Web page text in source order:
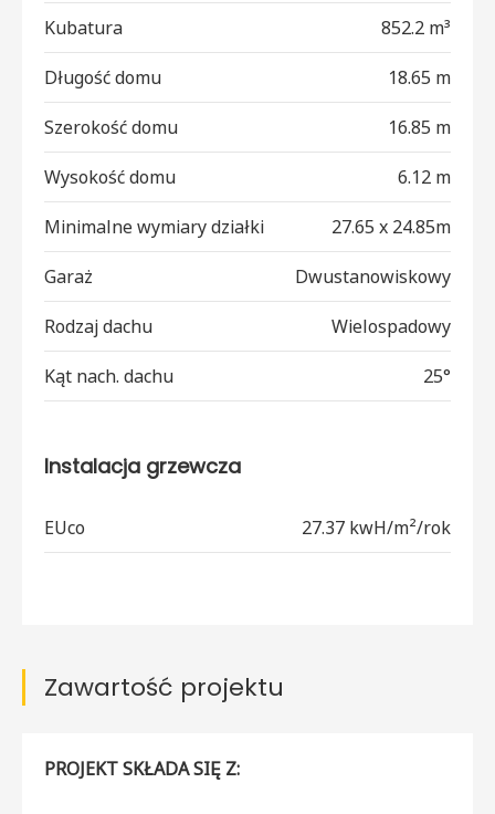
Kubatura 852.2 m³
Długość domu 18.65 m
Szerokość domu 16.85 m
Wysokość domu 6.12 m
Minimalne wymiary działki 27.65 x 24.85m
Garaż Dwustanowiskowy
Rodzaj dachu Wielospadowy
Kąt nach. dachu 25°
Instalacja grzewcza
EUco 27.37 kwH/m²/rok
Zawartość projektu
PROJEKT SKŁADA SIĘ Z: